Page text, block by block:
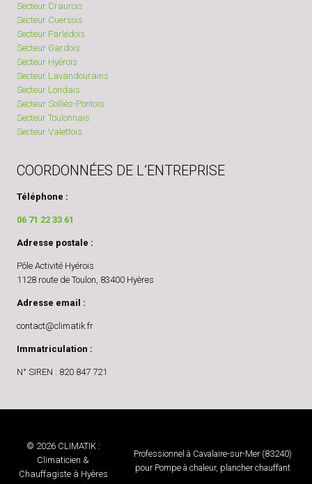
Secteur Craurois
Secteur Cuersois
Secteur Farlédois
Secteur Gardois
Secteur Hyérois
Secteur Lavandourains
Secteur Londais
Secteur Solliès-Pontois
Secteur Toulonnais
Secteur Valettois
COORDONNÉES DE L’ENTREPRISE
Téléphone :
06 71 22 33 61
Adresse postale :
Pôle Activité Hyérois
1128 route de Toulon, 83400 Hyères
Adresse email :
contact@climatik.fr
Immatriculation :
N° SIREN : 820 847 721
© 2026 CLIMATIK :
Climaticien &
Chauffagiste à Hyères
Professionnel à Cavalaire-sur-Mer (83240)
pour Pompe à chaleur, plancher chauffant